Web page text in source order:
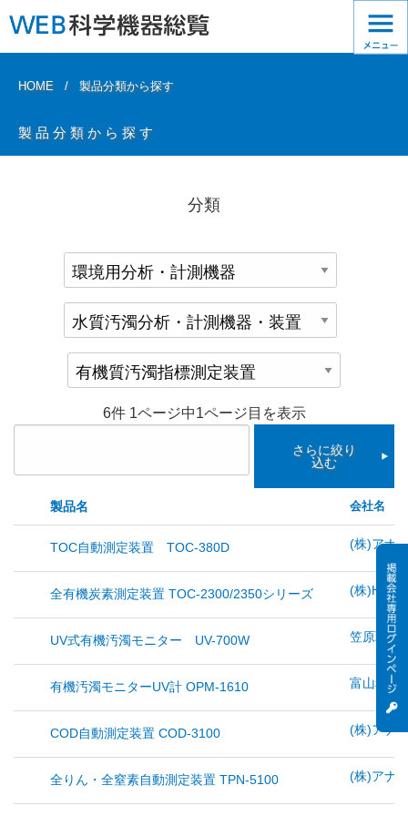
HOME 製品分類から探す
製品分類から探す
分類
6件 1ページ中1ページ目を表示
さらに絞り
込む
製品名 会社名
TOC自動測定装置 TOC-380D (株)アナ
全有機炭素測定装置 TOC-2300/2350シリーズ (株
UV式有機汚濁モニター UV-700W 笠原理化
有機汚濁モニターUV計 OPM-1610 富山科学
COD自動測定装置 COD-3100 (株)アナ
全りん・全窒素自動測定装置 TPN-5100 (株)アナ